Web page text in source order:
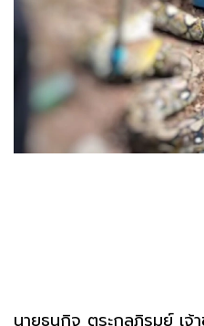
นายธนกิจ ตระกูลภิรมย์ เจ้